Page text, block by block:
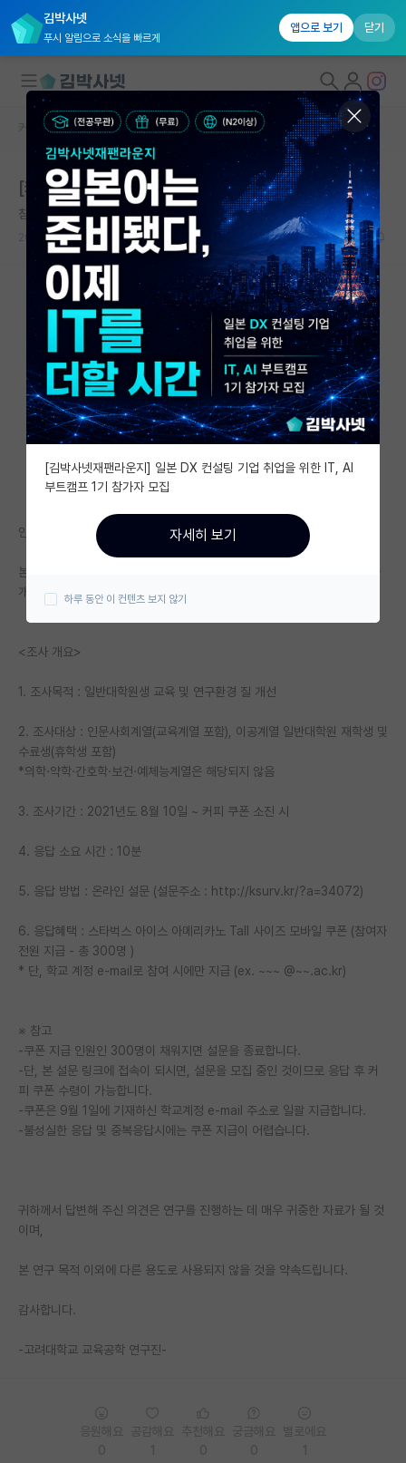
김박사넷
푸시 알림으로 소식을 빠르게
앱으로 보기 닫기
대학원생 모집
국내대학원 정보
연구실&오픈랩
커뮤니티
커뮤니티 홈
전체글보기
베스트 게시판
IF 명예의전당
자유 게시판(아무개랩)
미국 유학 게시판
미국 대학원 합격 후기 게시판
대학원생 모집 게시판
연구실(PI) 홍보 게시판
석박사 채용 정보 게시판
임용 정보 게시판
학부 인턴 게시판
취업 게시판
임용 후기 게시판
반도체/AI 게시판
학술 정보 게시판
홍보 게시판
커리어
유학교육
반도체 아카데미
재팬라운지 🌸
커뮤니티 홈 자유 게시판(아무개랩)
[커피쿠폰 300명] 일반대학원생 대상 설문조사
침착한 아르키메데스
2021.08.25 1 2383
안녕하세요?
본 조사는 일반대학원생의 교육 및 연구환경 질 개선 위한 설문조사로 조사
개요는 다음과 같습니다.
<조사 개요>
1. 조사목적 : 일반대학원생 교육 및 연구환경 질 개선
2. 조사대상 : 인문사회계열(교육계열 포함), 이공계열 일반대학원 재학생 및
수료생(휴학생 포함)
*의학·약학·간호학·보건·예체능계열은 해당되지 않음
3. 조사기간 : 2021년도 8월 10일 ~ 커피 쿠폰 소진 시
4. 응답 소요 시간 : 10분
5. 응답 방법 : 온라인 설문 (설문주소 : http://ksurv.kr/?a=34072)
6. 응답혜택 : 스타벅스 아이스 아메리카노 Tall 사이즈 모바일 쿠폰 (참여자
전원 지급 - 총 300명 )
* 단, 학교 계정 e-mail로 참여 시에만 지급 (ex. ~~~ @~~.ac.kr)
※ 참고
-쿠폰 지급 인원인 300명이 채워지면 설문을 종료합니다.
-단, 본 설문 링크에 접속이 되시면, 설문을 모집 중인 것이므로 응답 후 커
피 쿠폰 수령이 가능합니다.
-쿠폰은 9월 1일에 기재하신 학교계정 e-mail 주소로 일괄 지급합니다.
-불성실한 응답 및 중복응답시에는 쿠폰 지급이 어렵습니다.
귀하께서 답변해 주신 의견은 연구를 진행하는 데 매우 귀중한 자료가 될 것
이며,
본 연구 목적 이외에 다른 용도로 사용되지 않을 것을 약속드립니다.
감사합니다.
-고려대학교 교육공학 연구진-
[김박사넷재팬라운지] 일본 DX 컨설팅 기업 취업을 위한 IT, AI
부트캠프 1기 참가자 모집
자세히 보기
하루 동안 이 컨텐츠 보지 않기